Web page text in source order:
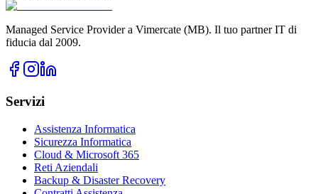
Managed Service Provider a Vimercate (MB). Il tuo partner IT di
fiducia dal 2009.
Servizi
Assistenza Informatica
Sicurezza Informatica
Cloud & Microsoft 365
Reti Aziendali
Backup & Disaster Recovery